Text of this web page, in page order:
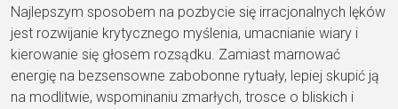
Najlepszym sposobem na pozbycie się irracjonalnych lęków
jest rozwijanie krytycznego myślenia, umacnianie wiary i
kierowanie się głosem rozsądku. Zamiast marnować
energię na bezsensowne zabobonne rytuały, lepiej skupić ją
na modlitwie, wspominaniu zmarłych, trosce o bliskich i